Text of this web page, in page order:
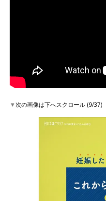
▼次の画像は下へスクロール (9/37)